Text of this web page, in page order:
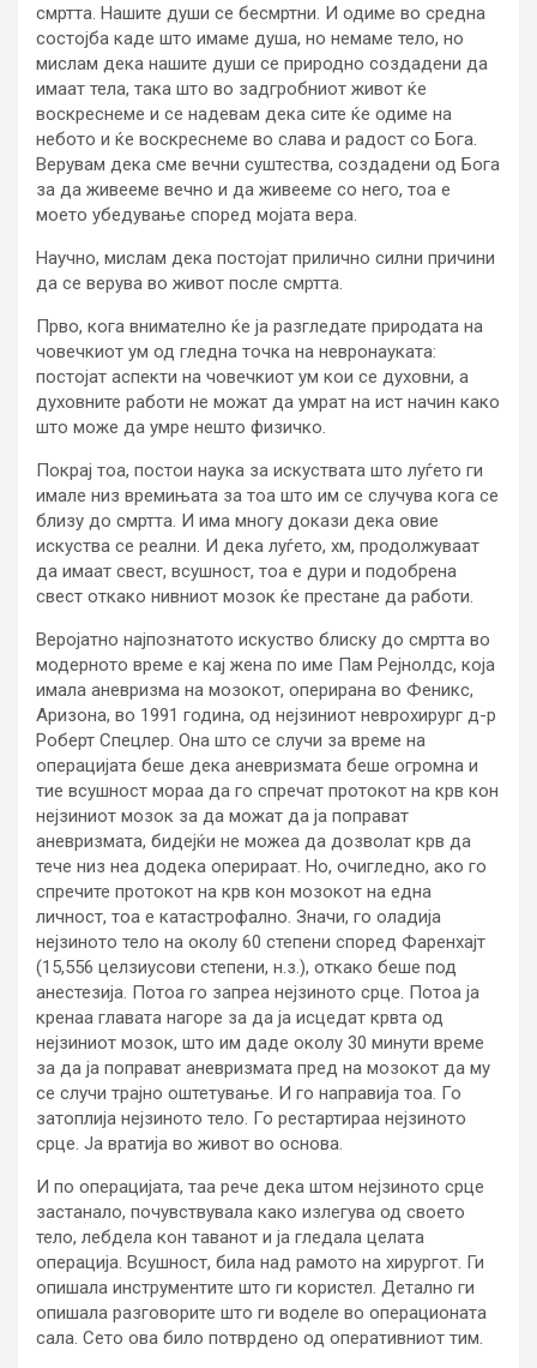
смртта. Нашите души се бесмртни. И одиме во средна
состојба каде што имаме душа, но немаме тело, но
мислам дека нашите души се природно создадени да
имаат тела, така што во задгробниот живот ќе
воскреснеме и се надевам дека сите ќе одиме на
небото и ќе воскреснеме во слава и радост со Бога.
Верувам дека сме вечни суштества, создадени од Бога
за да живееме вечно и да живееме со него, тоа е
моето убедување според мојата вера.
Научно, мислам дека постојат прилично силни причини
да се верува во живот после смртта.
Прво, кога внимателно ќе ја разгледате природата на
човечкиот ум од гледна точка на невронауката:
постојат аспекти на човечкиот ум кои се духовни, а
духовните работи не можат да умрат на ист начин како
што може да умре нешто физичко.
Покрај тоа, постои наука за искуствата што луѓето ги
имале низ времињата за тоа што им се случува кога се
близу до смртта. И има многу докази дека овие
искуства се реални. И дека луѓето, хм, продолжуваат
да имаат свест, всушност, тоа е дури и подобрена
свест откако нивниот мозок ќе престане да работи.
Веројатно најпознатото искуство блиску до смртта во
модерното време е кај жена по име Пам Рејнолдс, која
имала аневризма на мозокот, оперирана во Феникс,
Аризона, во 1991 година, од нејзиниот неврохирург д-р
Роберт Спецлер. Она што се случи за време на
операцијата беше дека аневризмата беше огромна и
тие всушност мораа да го спречат протокот на крв кон
нејзиниот мозок за да можат да ја поправат
аневризмата, бидејќи не можеа да дозволат крв да
тече низ неа додека оперираат. Но, очигледно, ако го
спречите протокот на крв кон мозокот на една
личност, тоа е катастрофално. Значи, го оладија
нејзиното тело на околу 60 степени според Фаренхајт
(15,556 целзиусови степени, н.з.), откако беше под
анестезија. Потоа го запреа нејзиното срце. Потоа ја
кренаа главата нагоре за да ја исцедат крвта од
нејзиниот мозок, што им даде околу 30 минути време
за да ја поправат аневризмата пред на мозокот да му
се случи трајно оштетување. И го направија тоа. Го
затоплија нејзиното тело. Го рестартираа нејзиното
срце. Ја вратија во живот во основа.
И по операцијата, таа рече дека штом нејзиното срце
застанало, почувствувала како излегува од своето
тело, лебдела кон таванот и ја гледала целата
операција. Всушност, била над рамото на хирургот. Ги
опишала инструментите што ги користел. Детално ги
опишала разговорите што ги воделе во операционата
сала. Сето ова било потврдено од оперативниот тим.